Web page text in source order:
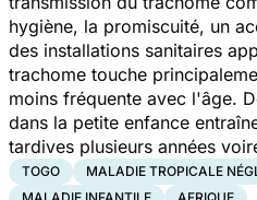
hygiène, la promiscuité, un
des installations sanitaires
trachome touche
moins fréquente avec l'âge.
dans la petite enfance
tardives plusieurs années
TOGO MALADIE TROPICALE